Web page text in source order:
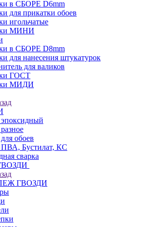
в СБОРЕ D6mm
для прикатки обоев
игольчатые
МИНИ
в СБОРЕ D8mm
для нанесения штукатурок
для валиков
ГОСТ
МИДИ
обоев
Бустилат, КС
сварка
ГВОЗДИ